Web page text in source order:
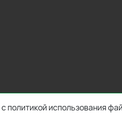
использования